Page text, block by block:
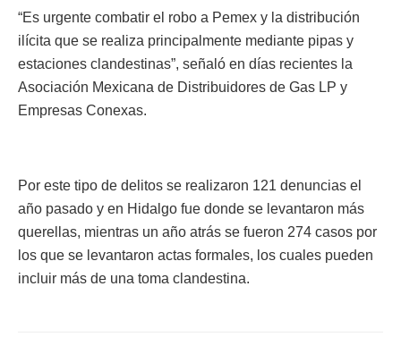
“Es urgente combatir el robo a Pemex y la distribución
ilícita que se realiza principalmente mediante pipas y
estaciones clandestinas”, señaló en días recientes la
Asociación Mexicana de Distribuidores de Gas LP y
Empresas Conexas.
Por este tipo de delitos se realizaron 121 denuncias el
año pasado y en Hidalgo fue donde se levantaron más
querellas, mientras un año atrás se fueron 274 casos por
los que se levantaron actas formales, los cuales pueden
incluir más de una toma clandestina.